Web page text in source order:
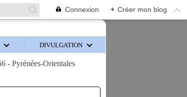
Connexion + Créer mon blog
DIVULGATION